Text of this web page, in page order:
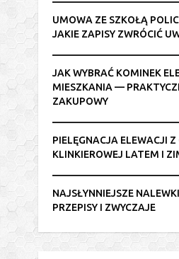
UMOWA ZE SZKOŁĄ
JAKIE ZAPISY ZWRÓCIĆ
JAK WYBRAĆ KOMINEK
MIESZKANIA —
ZAKUPOWY
PIELĘGNACJA ELEWACJI Z
KLINKIEROWEJ LATEM I
NAJSŁYNNIEJSZE
PRZEPISY I ZWYCZAJE